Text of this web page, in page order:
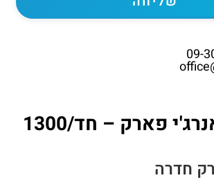
פארק – חד/1300
חדרה